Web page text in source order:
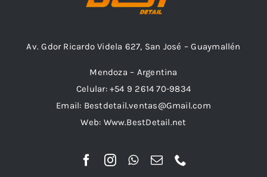
Av. Gdor Ricardo Videla 627, San José – Guaymallén
Mendoza – Argentina
Celular: +54 9 2614 70-9834
Email: Bestdetail.ventas@Gmail.com
Web: Www.BestDetail.net